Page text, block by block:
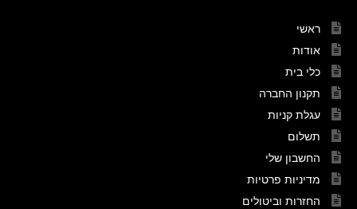
ראשי
אודות
כלי בית
תקנון החברה
עגלת קניות
תשלום
החשבון שלי
מדיניות פרטיות
החזרות וביטולים